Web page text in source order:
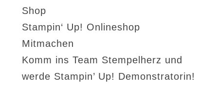
Shop
Stampin‘ Up! Onlineshop
Mitmachen
Komm ins Team Stempelherz und
werde Stampin’ Up! Demonstratorin!